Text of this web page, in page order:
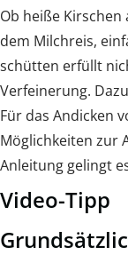
Ob heiße
dem Milchreis,
schütten erfüllt
Verfeinerung.
Für das Andicken
Möglichkeiten zur
Anleitung gelingt
Video-Tipp